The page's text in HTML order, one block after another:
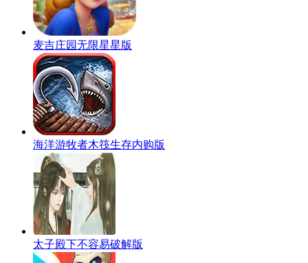
麦吉庄园无限星星版
海洋游牧者木筏生存内购版
太子殿下不容易破解版